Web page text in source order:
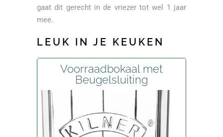
gaat dit gerecht in de vriezer tot wel 1 jaar
mee.
LEUK IN JE KEUKEN
Voorraadbokaal met
Beugelsluiting